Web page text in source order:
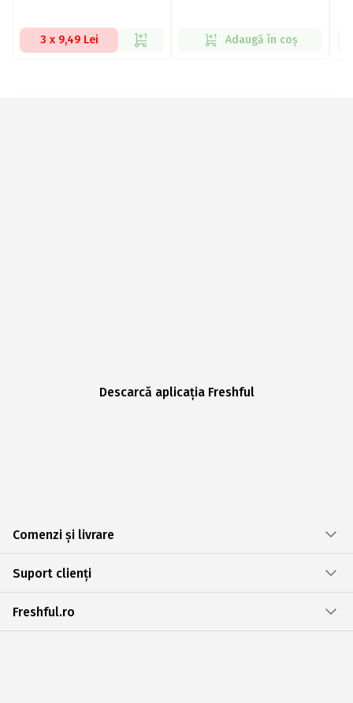
3 x 9,49 Lei Adaugă în coș
Descarcă aplicația Freshful
Comenzi și livrare
Suport clienți
Freshful.ro